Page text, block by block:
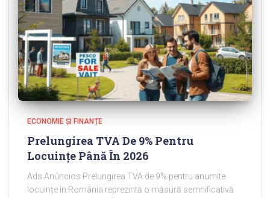
ECONOMIE ȘI FINANȚE
Prelungirea TVA De 9% Pentru
Locuințe Până În 2026
Ads Anúncios Prelungirea TVA de 9% pentru anumite
locuințe în România reprezintă o măsură semnificativă